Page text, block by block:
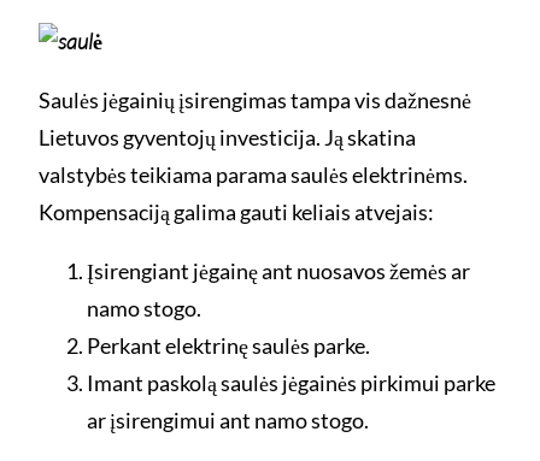
Saulės jėgainių įsirengimas tampa vis dažnesnė
Lietuvos gyventojų investicija. Ją skatina
valstybės teikiama parama saulės elektrinėms.
Kompensaciją galima gauti keliais atvejais:
Įsirengiant jėgainę ant nuosavos žemės ar
namo stogo.
Perkant elektrinę saulės parke.
Imant paskolą saulės jėgainės pirkimui parke
ar įsirengimui ant namo stogo.